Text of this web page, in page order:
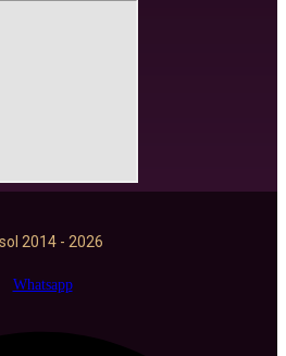
2014 - 2026
Whatsapp